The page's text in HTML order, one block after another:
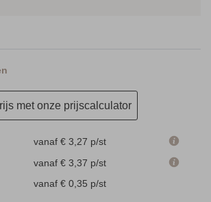
met onze prijscalculator
vanaf € 3,27 p/st
vanaf € 3,37 p/st
vanaf € 0,35 p/st